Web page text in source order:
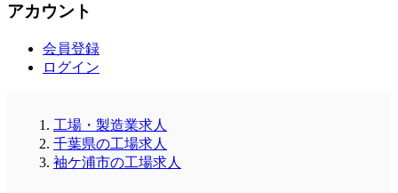
アカウント
会員登録
ログイン
工場・製造業求人
千葉県の工場求人
袖ケ浦市の工場求人